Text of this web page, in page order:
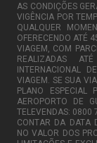
AS CONDIÇÕES
VIGÊNCIA POR
QUALQUER
OFERECENDO ATÉ
VIAGEM, COM
REALIZADAS
INTERNACIONAL
VIAGEM. SE SUA
PLANO ESPECIAL
AEROPORTO DE
TELEVENDAS: 0800
CONTAR DA DATA
NO VALOR DOS